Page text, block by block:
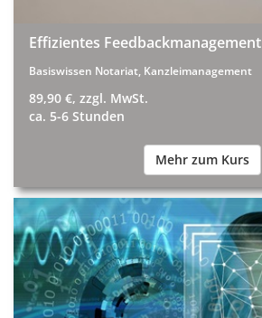
Effizientes Feedbackmanagement
Basiswissen Notariat, Kanzleimanagement
89,90 €, zzgl. MwSt.
ca. 5-6 Stunden
Mehr zum Kurs